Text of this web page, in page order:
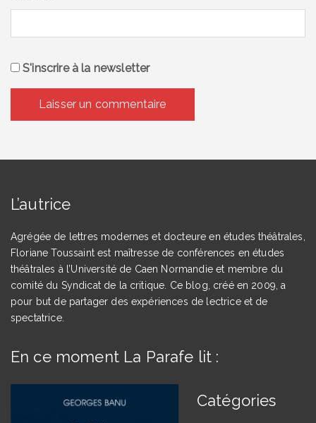
S'inscrire à la newsletter
L’autrice
Agrégée de lettres modernes et docteure en études théâtrales,
Floriane Toussaint est maîtresse de conférences en études
théâtrales à l’Université de Caen Normandie et membre du
comité du Syndicat de la critique. Ce blog, créé en 2009, a
pour but de partager des expériences de lectrice et de
spectatrice.
En ce moment La Parafe lit :
Catégories